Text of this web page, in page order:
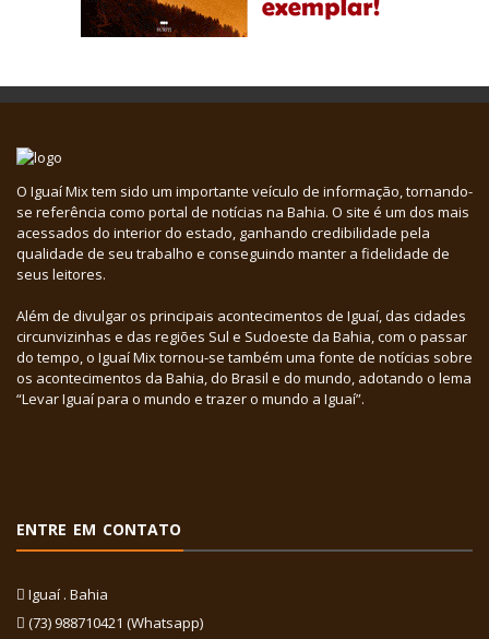
O Iguaí Mix tem sido um importante veículo de informação, tornando-
se referência como portal de notícias na Bahia. O site é um dos mais
acessados do interior do estado, ganhando credibilidade pela
qualidade de seu trabalho e conseguindo manter a fidelidade de
seus leitores.
Além de divulgar os principais acontecimentos de Iguaí, das cidades
circunvizinhas e das regiões Sul e Sudoeste da Bahia, com o passar
do tempo, o Iguaí Mix tornou-se também uma fonte de notícias sobre
os acontecimentos da Bahia, do Brasil e do mundo, adotando o lema
“Levar Iguaí para o mundo e trazer o mundo a Iguaí”.
ENTRE EM CONTATO
Iguaí . Bahia
(73) 988710421 (Whatsapp)